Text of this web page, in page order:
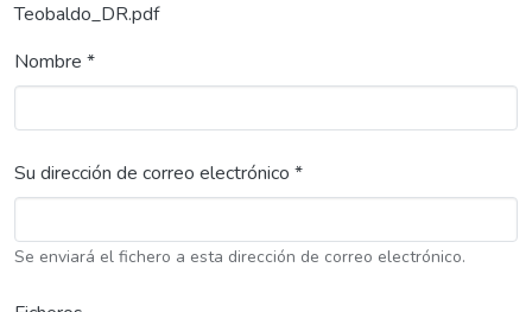
Teobaldo_DR.pdf
Nombre *
Su dirección de correo electrónico *
Se enviará el fichero a esta dirección de correo electrónico.